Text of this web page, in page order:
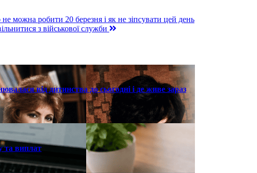
можна робити 20 березня і як не зіпсувати цей день
з військової служби
від дитинства до сьогодні і де живе зараз
та виплат